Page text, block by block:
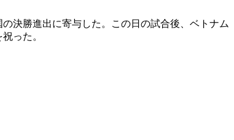
決勝進出に寄与した。この日の試合後、ベトナム
った。